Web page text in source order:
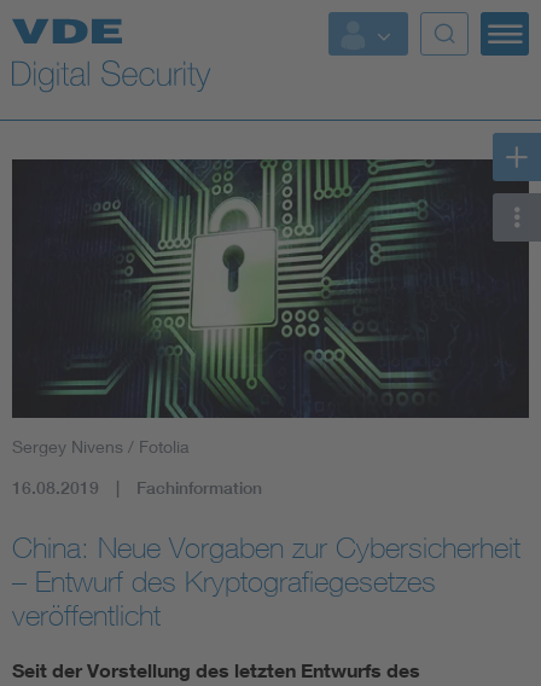
Top Themen
Fokusthemen
AI & Digital Trust
Mobility
Assisted Living
Sergey Nivens / Fotolia
16.08.2019 Fachinformation
China: Neue Vorgaben zur Cybersicherheit
– Entwurf des Kryptografiegesetzes
veröffentlicht
Seit der Vorstellung des letzten Entwurfs des